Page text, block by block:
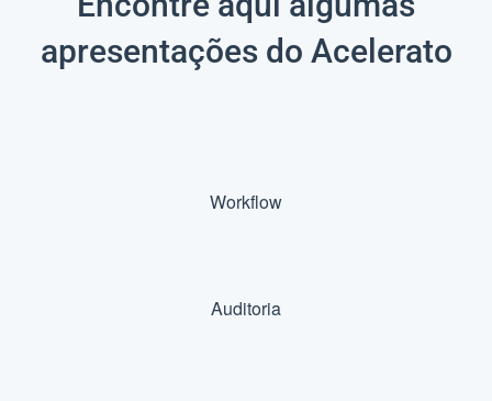
apresentações do Acelerato
Workflow
Auditoria